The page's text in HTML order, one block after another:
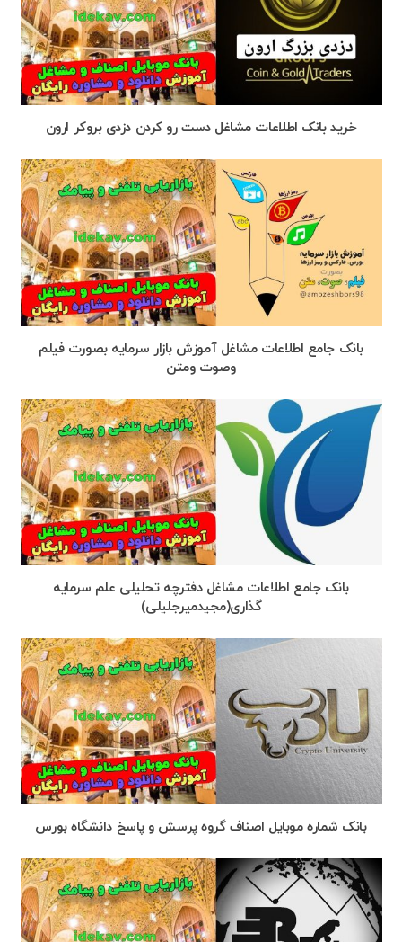
خرید بانک اطلاعات مشاغل دست رو کردن دزدی بروکر ارون
بانک جامع اطلاعات مشاغل آموزش بازار سرمایه بصورت فیلم
وصوت ومتن
بانک جامع اطلاعات مشاغل دفترچه تحلیلی علم سرمایه
گذاری(مجیدمیرجلیلی)
بانک شماره موبایل اصناف گروه پرسش و پاسخ دانشگاه بورس